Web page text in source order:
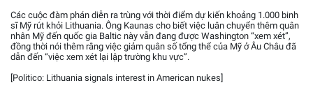
Các cuộc đàm phán diễn ra trùng với thời điểm dự kiến khoảng 1.000 binh
sĩ Mỹ rút khỏi Lithuania. Ông Kaunas cho biết việc luân chuyển thêm quân
nhân Mỹ đến quốc gia Baltic này vẫn đang được Washington “xem xét”,
đồng thời nói thêm rằng việc giảm quân số tổng thể của Mỹ ở Âu Châu đã
dẫn đến “việc xem xét lại lập trường khu vực”.
[Politico: Lithuania signals interest in American nukes]